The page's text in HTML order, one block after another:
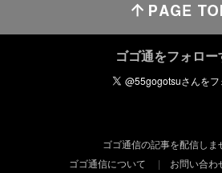
ゴゴ通をフォロー
ゴゴ通信の記事を配信しま
ゴゴ通信について
お問い合わ